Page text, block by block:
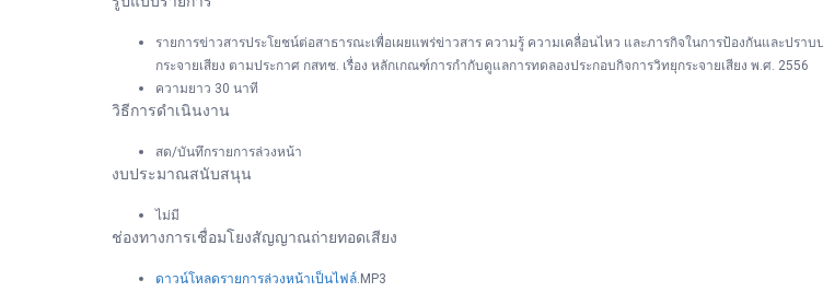
รายการข่าวสารประโยชน์ต่อสาธารณะเพื่อเผยแพร่ข่าวสาร ความรู้ ความเคลื่อนไหว และภารกิจในการป้องกันและปร
กระจายเสียง ตามประกาศ กสทช. เรื่อง หลักเกณฑ์การกำกับดูแลการทดลองประกอบกิจการวิทยุกระจายเสียง พ.ศ. 2556
ความยาว 30 นาที
วิธีการดำเนินงาน
สด/บันทึกรายการล่วงหน้า
งบประมาณสนับสนุน
ไม่มี
ช่องทางการเชื่อมโยงสัญญาณถ่ายทอดเสียง
ดาวน์โหลดรายการล่วงหน้าเป็นไฟล์ .MP3